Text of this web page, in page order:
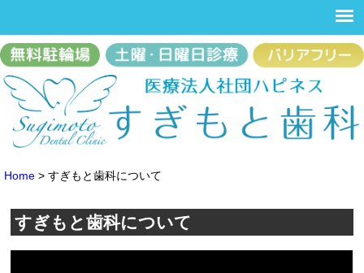
Home > すぎもと歯科について
すぎもと歯科について